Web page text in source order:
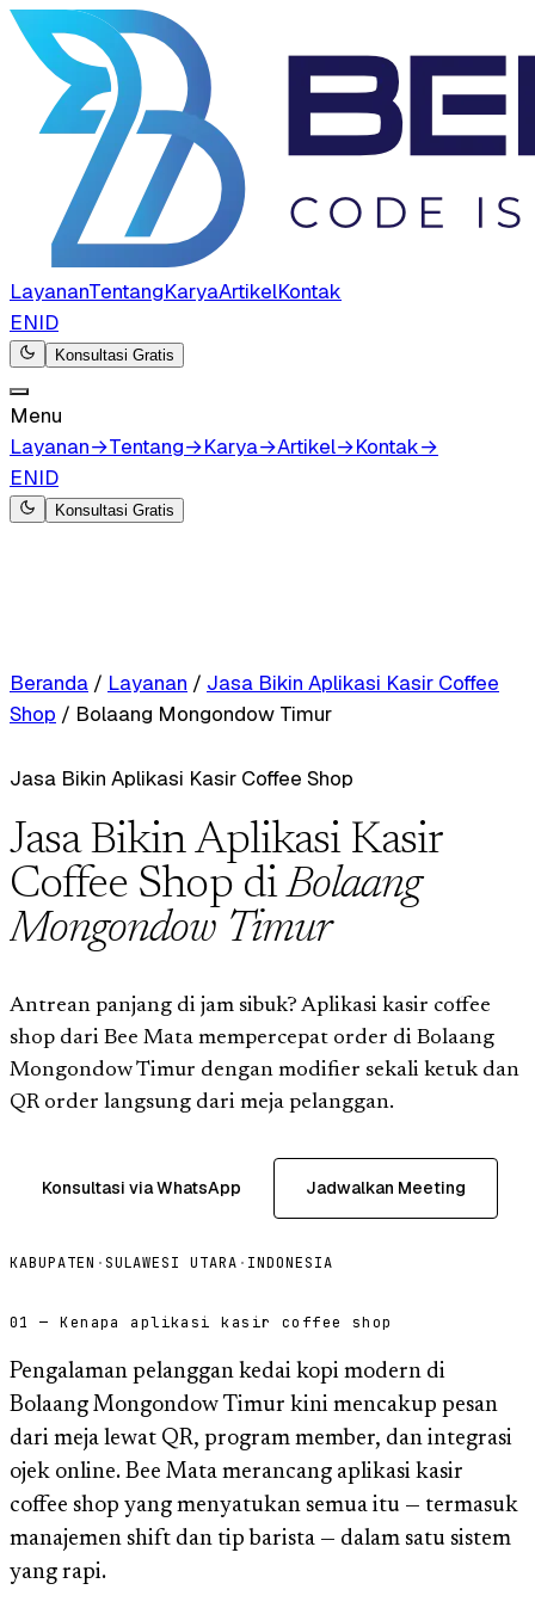
LayananTentangKaryaArtikelKontak
ENID
Konsultasi Gratis
Menu
Layanan→Tentang→Karya→Artikel→Kontak→
ENID
Konsultasi Gratis
Beranda / Layanan / Jasa Bikin Aplikasi Kasir Coffee
Shop / Bolaang Mongondow Timur
Jasa Bikin Aplikasi Kasir Coffee Shop
Jasa Bikin Aplikasi Kasir
Coffee Shop diBolaang
Mongondow Timur
Antrean panjang di jam sibuk? Aplikasi kasir coffee
shop dari Bee Mata mempercepat order di Bolaang
Mongondow Timur dengan modifier sekali ketuk dan
QR order langsung dari meja pelanggan.
Konsultasi via WhatsApp Jadwalkan Meeting
KABUPATEN · SULAWESI UTARA · INDONESIA
01 — Kenapa aplikasi kasir coffee shop
Pengalaman pelanggan kedai kopi modern di
Bolaang Mongondow Timur kini mencakup pesan
dari meja lewat QR, program member, dan integrasi
ojek online. Bee Mata merancang aplikasi kasir
coffee shop yang menyatukan semua itu — termasuk
manajemen shift dan tip barista — dalam satu sistem
yang rapi.